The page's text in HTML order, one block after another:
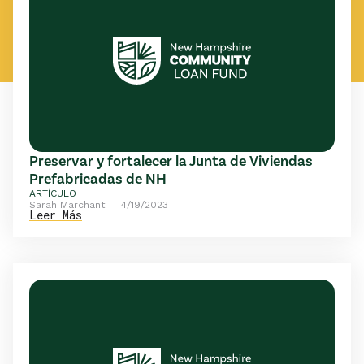
de Vivienda en junio.
ARTÍCULO
Preservar y fortalecer la Junta de Viviendas
Prefabricadas de NH
Sarah Marchant 4/19/2023
Leer Más